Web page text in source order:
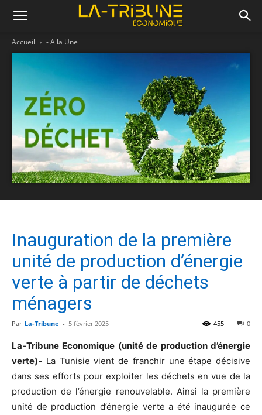
Accueil - A la Une
Inauguration de la première
unité de production d’énergie
verte à partir de déchets
ménagers
Par La-Tribune - 5 février 2025 0
455
La-Tribune Economique (unité de production d’énergie
verte)- La Tunisie vient de franchir une étape décisive
dans ses efforts pour exploiter les déchets en vue de la
production de l’énergie renouvelable. Ainsi la première
unité de production d’énergie verte a été inaugurée ce